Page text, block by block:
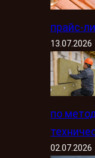
прайс-
13.07.2026
по
02.07.2026